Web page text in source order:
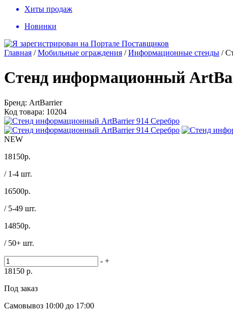
Хиты продаж
Новинки
Главная /Мобильные ограждения /Информационные стенды /
Стенд информационный
Бренд: ArtBarrier
Код товара: 10204
NEW
18150р.
/ 1-4 шт.
16500р.
/ 5-49 шт.
14850р.
/ 50+ шт.
- +
18150 р.
Под заказ
Самовывоз 10:00 до 17:00